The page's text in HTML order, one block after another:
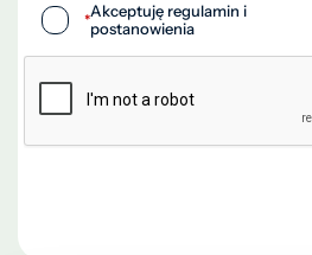
*Akceptuję regulamin i
postanowienia